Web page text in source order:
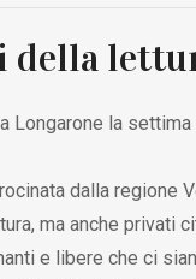
della
Longarone la
dalla regione
ma anche privati
e libere che ci